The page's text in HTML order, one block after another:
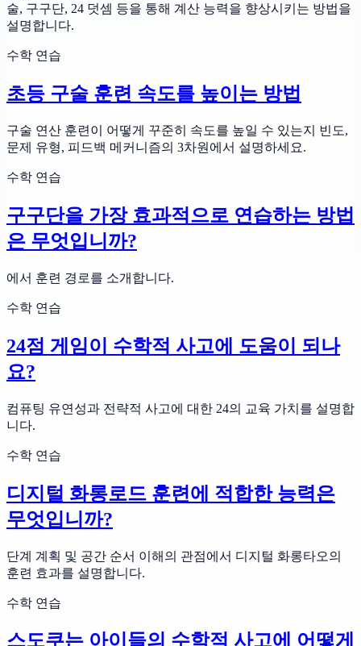
술, 구구단, 24 덧셈 등을 통해 계산 능력을 향상시키는 방법을
설명합니다.
수학 연습
초등 구술 훈련 속도를 높이는 방법
구술 연산 훈련이 어떻게 꾸준히 속도를 높일 수 있는지 빈도,
문제 유형, 피드백 메커니즘의 3차원에서 설명하세요.
수학 연습
구구단을 가장 효과적으로 연습하는 방법
은 무엇입니까?
에서 훈련 경로를 소개합니다.
수학 연습
24점 게임이 수학적 사고에 도움이 되나
요?
컴퓨팅 유연성과 전략적 사고에 대한 24의 교육 가치를 설명합
니다.
수학 연습
디지털 화롱로드 훈련에 적합한 능력은
무엇입니까?
단계 계획 및 공간 순서 이해의 관점에서 디지털 화롱타오의
훈련 효과를 설명합니다.
수학 연습
스도쿠는 아이들의 수학적 사고에 어떻게